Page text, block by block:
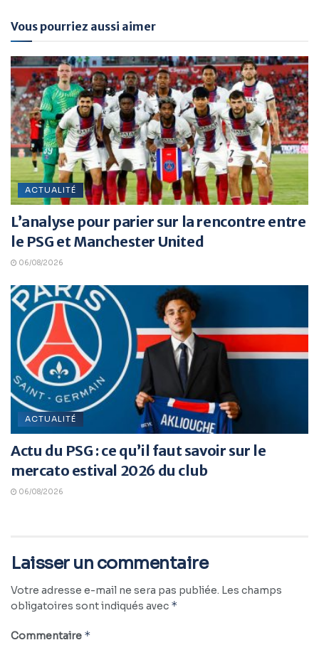
Vous pourriez aussi aimer
ACTUALITÉ
L’analyse pour parier sur la rencontre entre
le PSG et Manchester United
06/08/2026
ACTUALITÉ
Actu du PSG : ce qu’il faut savoir sur le
mercato estival 2026 du club
06/08/2026
Laisser un commentaire
Votre adresse e-mail ne sera pas publiée. Les champs
obligatoires sont indiqués avec *
Commentaire *